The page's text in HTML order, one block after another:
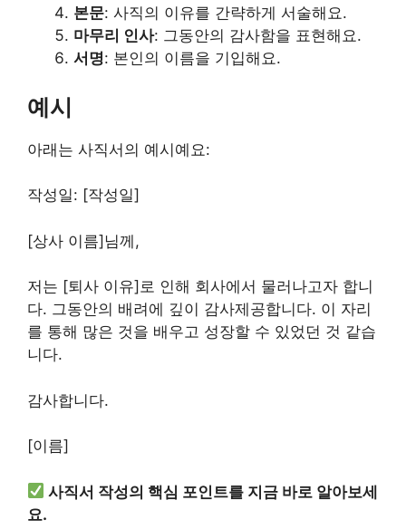
본문: 사직의 이유를 간략하게 서술해요.
마무리 인사: 그동안의 감사함을 표현해요.
서명: 본인의 이름을 기입해요.
예시
아래는 사직서의 예시예요:
작성일: [작성일]
[상사 이름]님께,
저는 [퇴사 이유]로 인해 회사에서 물러나고자 합니
다. 그동안의 배려에 깊이 감사제공합니다. 이 자리
를 통해 많은 것을 배우고 성장할 수 있었던 것 같습
니다.
감사합니다.
[이름]
사직서 작성의 핵심 포인트를 지금 바로 알아보세
요.